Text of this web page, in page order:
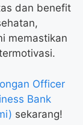
dan benefit
memastikan
Officer
Bank
sekarang!